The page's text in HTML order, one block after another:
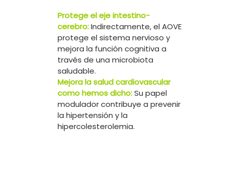
Protege el eje intestino-
cerebro:Indirectamente, el AOVE
protege el sistema nervioso y
mejora la función cognitiva a
través de una microbiota
saludable.
Mejora la salud cardiovascular
como hemos dicho:Su papel
modulador contribuye a prevenir
la hipertensión y la
hipercolesterolemia.